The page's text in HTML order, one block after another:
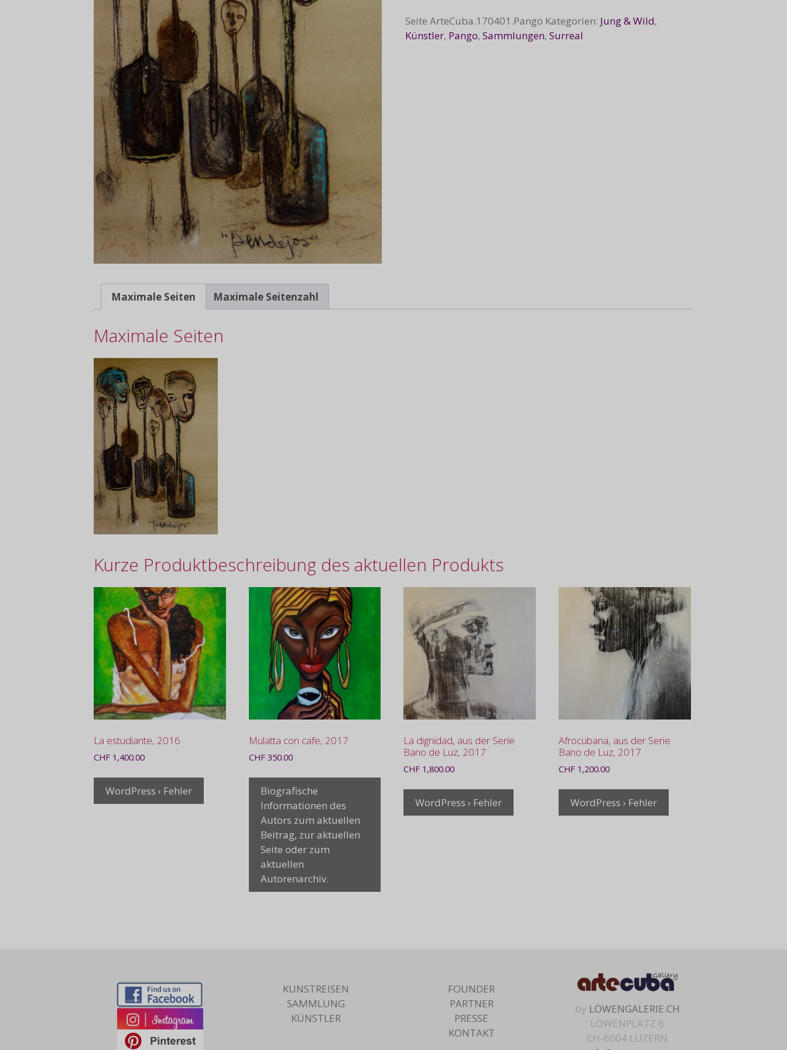
SeiteArteCuba.170401.Pango Kategorien: Jung & Wild,
Künstler, Pango,Sammlungen,Surreal
Maximale Seiten Maximale Seitenzahl
Maximale Seiten
Kurze Produktbeschreibung des aktuellen Produkts
La estudiante, 2016
CHF 1,400.00
WordPress › Fehler
Mulatta con cafe, 2017
CHF350.00
Biografische
Informationen des
Autors zum aktuellen
Beitrag, zur aktuellen
Seite oder zum
aktuellen
Autorenarchiv.
La dignidad, aus der Serie
Bano de Luz, 2017
CHF 1,800.00
WordPress › Fehler
Afrocubana, aus der Serie
Bano de Luz, 2017
CHF 1,200.00
WordPress › Fehler
KUNSTREISEN
SAMMLUNG
KÜNSTLER
FOUNDER
PARTNER
PRESSE
KONTAKT
by LÖWENGALERIE.CH
LÖWENPLATZ 6
CH-6004 LUZERN